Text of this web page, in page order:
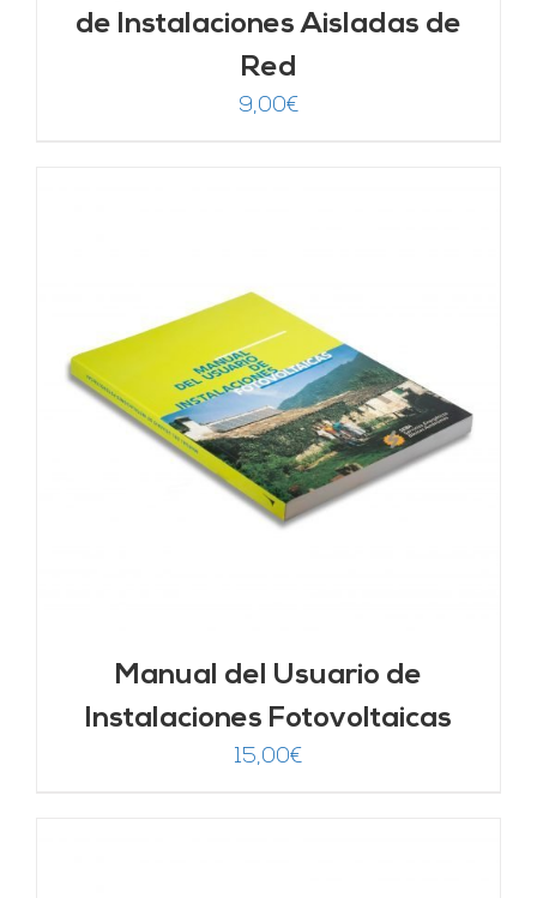
de Instalaciones Aisladas de
Red
9,00€
Manual del Usuario de
Instalaciones Fotovoltaicas
15,00€